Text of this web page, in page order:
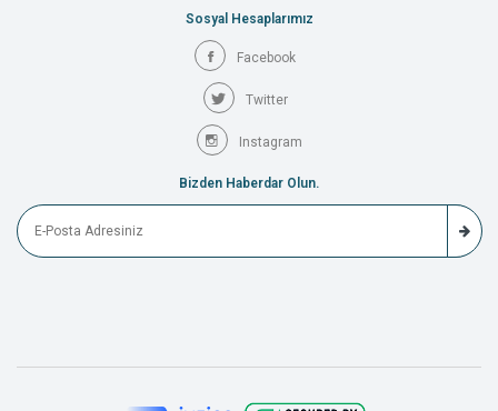
Sosyal Hesaplarımız
Facebook
Twitter
Instagram
Bizden Haberdar Olun.